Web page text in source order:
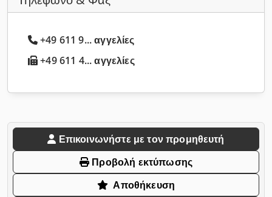
+49 611 9... αγγελίες
+49 611 4... αγγελίες
Επικοινωνήστε με τον προμηθευτή
Προβολή εκτύπωσης
Αποθήκευση